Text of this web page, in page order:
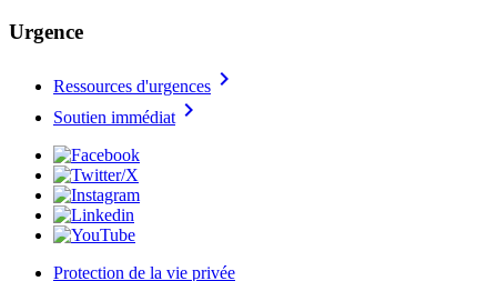
Urgence
Ressources d'urgences chevron_right
Soutien immédiat chevron_right
Protection de la vie privée